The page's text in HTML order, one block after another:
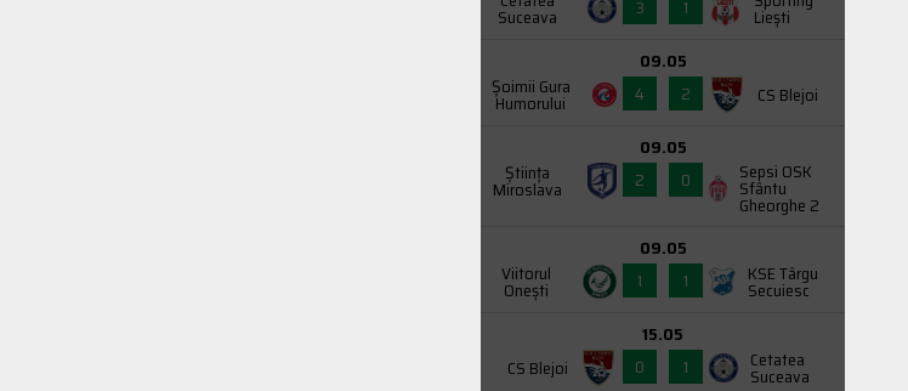
Suceava
3
1 Liești
Şoimii Gura
Humorului
09.05
4
2 CS Blejoi
Știința
Miroslava
09.05
2
0 Sepsi OSK
Sfântu
Gheorghe 2
Viitorul
Onești
09.05
1
1 KSE Târgu
Secuiesc
CS Blejoi
15.05
0
1 Cetatea
Suceava